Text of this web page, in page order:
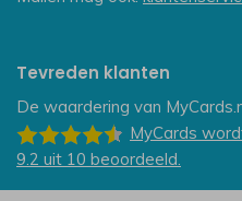
Tevreden klanten
De waardering van
MyCards
9.2 uit 10 beoordeeld.